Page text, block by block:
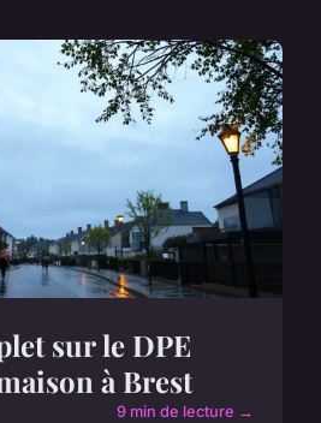
sur le DPE
à Brest
9 min de lecture →